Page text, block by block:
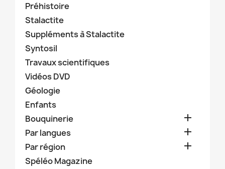
Préhistoire
Stalactite
Suppléments à Stalactite
Syntosil
Travaux scientifiques
Vidéos DVD
Géologie
Enfants
Bouquinerie

Par langues 
Par région 
Spéléo Magazine